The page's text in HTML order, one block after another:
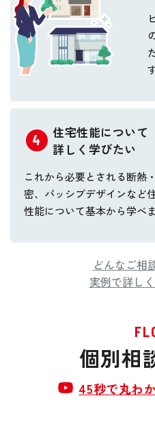
住宅性能について
詳しく学びたい
これから必要とされる断熱
密、パッシブデザインなど
性能について基本から学べ
どんなご相
実例で詳し
個別相
45秒で丸わ